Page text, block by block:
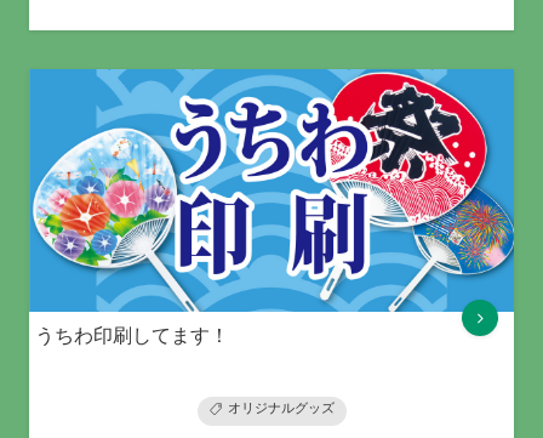
うちわ印刷してます！
オリジナルグッズ